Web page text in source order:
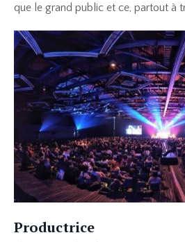
que le grand public et ce, partout à
Productrice